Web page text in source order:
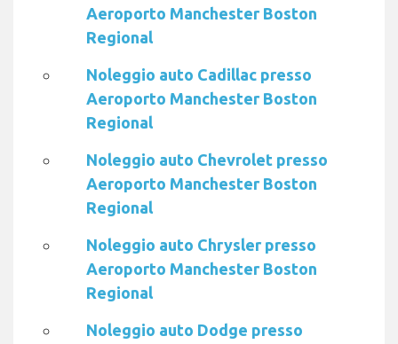
Aeroporto Manchester Boston
Regional
Noleggio auto Cadillac presso
Aeroporto Manchester Boston
Regional
Noleggio auto Chevrolet presso
Aeroporto Manchester Boston
Regional
Noleggio auto Chrysler presso
Aeroporto Manchester Boston
Regional
Noleggio auto Dodge presso